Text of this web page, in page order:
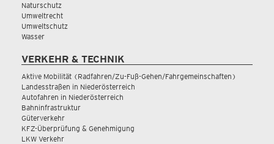
Naturschutz
Umweltrecht
Umweltschutz
Wasser
VERKEHR & TECHNIK
Aktive Mobilität (Radfahren/Zu-Fuß-Gehen/Fahrgemeinschaften)
Landesstraßen in Niederösterreich
Autofahren in Niederösterreich
Bahninfrastruktur
Güterverkehr
KFZ-Überprüfung & Genehmigung
LKW Verkehr